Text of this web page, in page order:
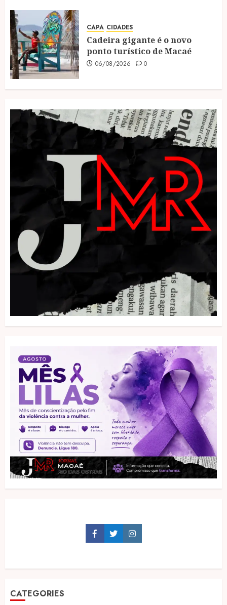
CAPA CIDADES
Cadeira gigante é o novo
ponto turístico de Macaé
06/08/2026 0
FacebookTwitterInstagram
CATEGORIES